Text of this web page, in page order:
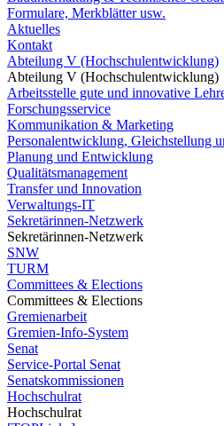
Formulare, Merkblätter usw.
Aktuelles
Kontakt
Abteilung V (Hochschulentwicklung)
Abteilung V (Hochschulentwicklung)
Arbeitsstelle gute und innovative
Forschungsservice
Kommunikation & Marketing
Personalentwicklung, Gleichstellung
Planung und Entwicklung
Qualitätsmanagement
Transfer und Innovation
Verwaltungs-IT
Sekretärinnen-Netzwerk
Sekretärinnen-Netzwerk
SNW
TURM
Committees & Elections
Committees & Elections
Gremienarbeit
Gremien-Info-System
Senat
Service-Portal Senat
Senatskommissionen
Hochschulrat
Hochschulrat